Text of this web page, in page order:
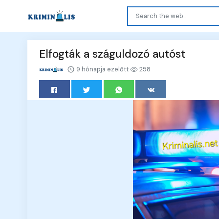
Elfogták a száguldozó autóst
9 hónapja ezelőtt 258